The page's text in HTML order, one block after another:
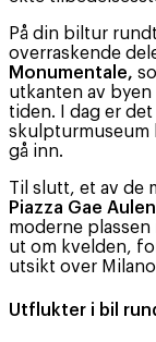
På din biltur
overraskende
Monumentale,
utkanten av
tiden. I dag er
skulpturmuseum
gå inn.
Til slutt, et av de
Piazza Gae
moderne plassen
ut om kvelden,
utsikt over
Utflukter i bil